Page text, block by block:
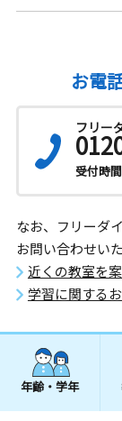
お電
フリー
受付時間
なお、フリーダ
お問い合わせい
近くの教室を
学習に関する
年齢・学年